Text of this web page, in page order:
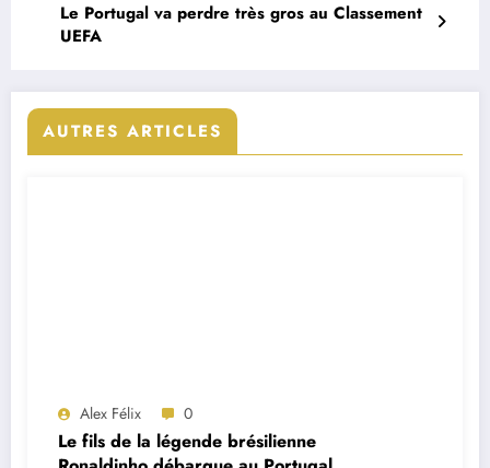
Le Portugal va perdre très gros au Classement
UEFA
AUTRES ARTICLES
Alex Félix 0
Le fils de la légende brésilienne